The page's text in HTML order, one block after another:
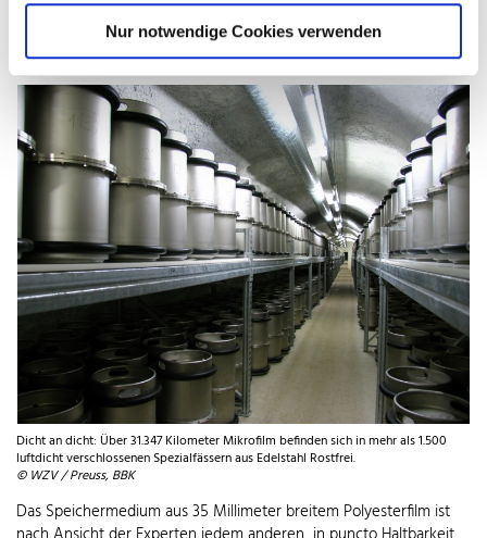
Nur notwendige Cookies verwenden
Edelstahlfass
Dicht an dicht: Über 31.347 Kilometer Mikrofilm befinden sich in mehr als 1.500
luftdicht verschlossenen Spezialfässern aus Edelstahl Rostfrei.
© WZV / Preuss, BBK
Das Speichermedium aus 35 Millimeter breitem Polyesterfilm ist